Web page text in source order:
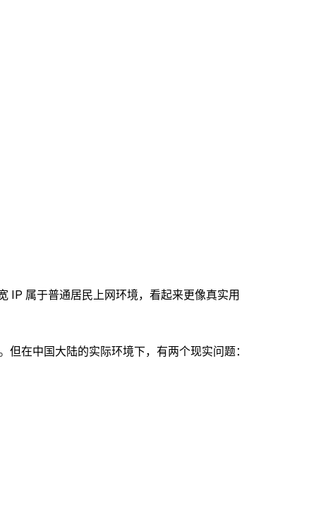
IP 属于普通居民上网环境，看起来更像真实用
在中国大陆的实际环境下，有两个现实问题：